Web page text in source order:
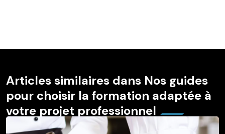
Articles similaires dans Nos guides
pour choisir la formation adaptée à
votre projet professionnel